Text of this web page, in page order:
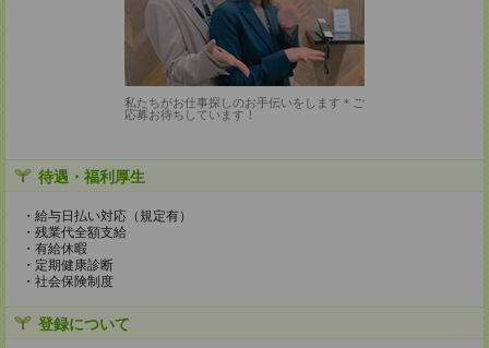
私たちがお仕事探しのお手伝いをします＊ご
応募お待ちしています！
待遇・福利厚生
・給与日払い対応（規定有）
・残業代全額支給
・有給休暇
・定期健康診断
・社会保険制度
登録について